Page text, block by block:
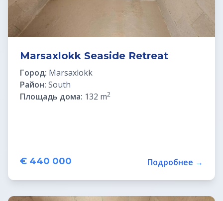
Marsaxlokk Seaside Retreat
Город: Marsaxlokk
Район: South
Площадь дома: 132 m2
€ 440 000 Подробнее →